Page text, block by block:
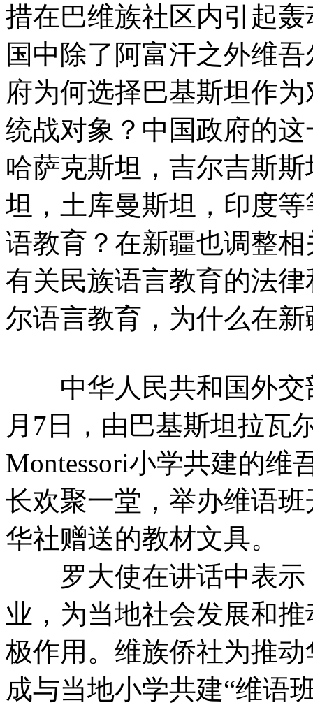
措在巴维族社区内引起
国中除了阿富汗之外维
府为何选择巴基斯坦作
统战对象？中国政府的
哈萨克斯坦，吉尔吉斯
坦，土库曼斯坦，印度
语教育？在新疆也调整
有关民族语言教育的法
尔语言教育，为什么在新
中华人民共和国外交
月7日，由巴基斯坦拉瓦
Montessori小学共建的维
长欢聚一堂，举办维语
华社赠送的教材文具。
罗大使在讲话中表示
业，为当地社会发展和
极作用。维族侨社为推
成与当地小学共建“维语